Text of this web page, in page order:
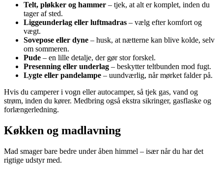
Telt, pløkker og hammer – tjek, at alt er komplet, inden du
tager af sted.
Liggeunderlag eller luftmadras – vælg efter komfort og
vægt.
Sovepose eller dyne – husk, at nætterne kan blive kolde, selv
om sommeren.
Pude – en lille detalje, der gør stor forskel.
Presenning eller underlag – beskytter teltbunden mod fugt.
Lygte eller pandelampe – uundværlig, når mørket falder på.
Hvis du camperer i vogn eller autocamper, så tjek gas, vand og
strøm, inden du kører. Medbring også ekstra sikringer, gasflaske og
forlængerledning.
Køkken og madlavning
Mad smager bare bedre under åben himmel – især når du har det
rigtige udstyr med.